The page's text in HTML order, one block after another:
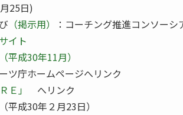
25日)
（掲示用）
：コーチング推進コンソーシ
イト
成30年11月）
ツ庁ホームページへリンク
」
へリンク
（平成30年２月23日）